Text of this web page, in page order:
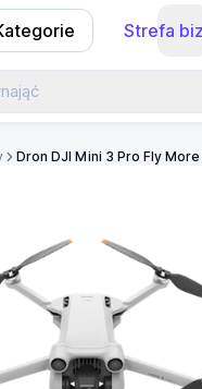
Strefa
Dron DJI Mini 3 Pro Fly